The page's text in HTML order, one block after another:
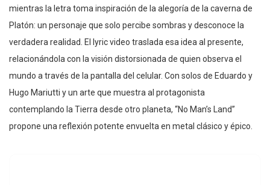
mientras la letra toma inspiración de la alegoría de la caverna de
Platón: un personaje que solo percibe sombras y desconoce la
verdadera realidad. El lyric video traslada esa idea al presente,
relacionándola con la visión distorsionada de quien observa el
mundo a través de la pantalla del celular. Con solos de Eduardo y
Hugo Mariutti y un arte que muestra al protagonista
contemplando la Tierra desde otro planeta, “No Man’s Land”
propone una reflexión potente envuelta en metal clásico y épico.